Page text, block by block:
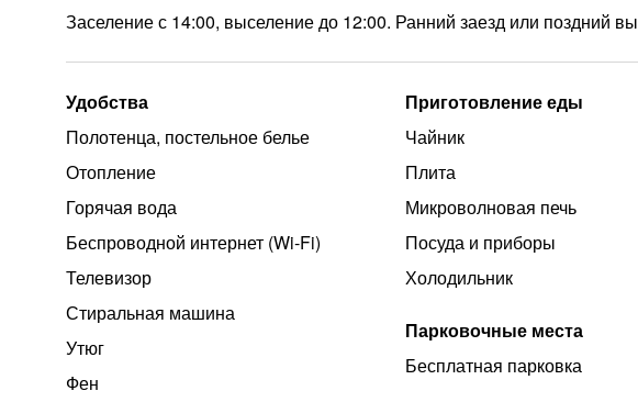
Заселение с 14:00, выселение до 12:00. Ранний заезд или поздний
Удобства
Полотенца, постельное белье
Отопление
Горячая вода
Беспроводной интернет (Wi‑Fi)
Телевизор
Стиральная машина
Утюг
Фен
Приготовление еды
Чайник
Плита
Микроволновая печь
Посуда и приборы
Холодильник
Парковочные места
Бесплатная парковка